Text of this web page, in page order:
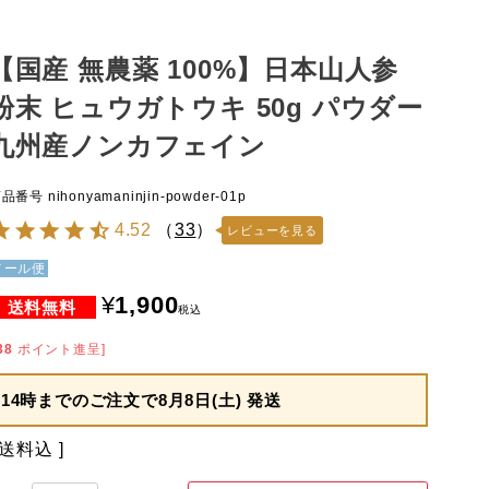
国産 無農薬 100%】日本山人参
末 ヒュウガトウキ 50g パウダー
州産ノンカフェイン
番号 nihonyamaninjin-powder-01p
4.52 （33） レビューを見る
ール便
¥1,900税込
ポイント進呈]
14時までのご注文で8月8日(土) 発送
料込